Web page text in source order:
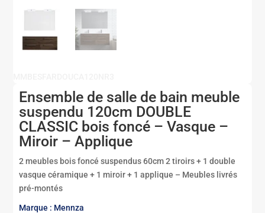
Ensemble de salle de bain meuble
suspendu 120cm DOUBLE
CLASSIC bois foncé – Vasque –
Miroir – Applique
2 meubles bois foncé suspendus 60cm 2 tiroirs + 1 double
vasque céramique + 1 miroir + 1 applique – Meubles livrés
pré-montés
Marque : Mennza